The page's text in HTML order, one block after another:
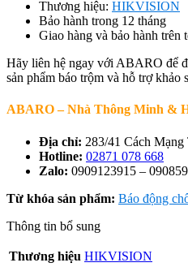
Thương hiệu: HIKVISION
Bảo hành trong 12 tháng
Giao hàng và bảo hành trên
Hãy liên hệ ngay với ABARO để
sản phẩm báo trộm và hỗ trợ khảo
ABARO – Nhà Thông Minh &
Địa chỉ: 283/41 Cách
Hotline: 02871 078 668
Zalo: 0909123915 –
Từ khóa sản phẩm: Báo động
Thông tin bổ sung
Thương hiệu HIKVISION